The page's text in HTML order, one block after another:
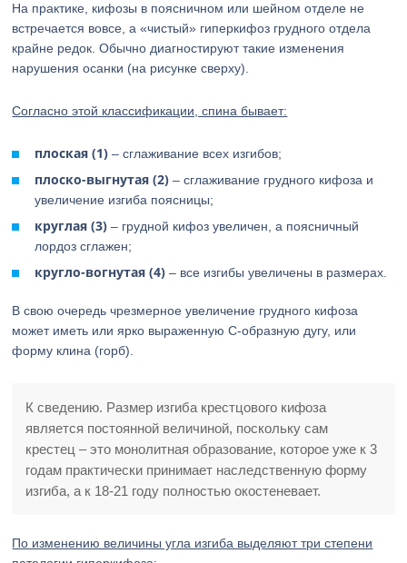
На практике, кифозы в поясничном или шейном отделе не
встречается вовсе, а «чистый» гиперкифоз грудного отдела
крайне редок. Обычно диагностируют такие изменения
нарушения осанки (на рисунке сверху).
Согласно этой классификации, спина бывает:
плоская (1) – сглаживание всех изгибов;
плоско-выгнутая (2) – сглаживание грудного кифоза и
увеличение изгиба поясницы;
круглая (3) – грудной кифоз увеличен, а поясничный
лордоз сглажен;
кругло-вогнутая (4) – все изгибы увеличены в размерах.
В свою очередь чрезмерное увеличение грудного кифоза
может иметь или ярко выраженную С-образную дугу, или
форму клина (горб).
К сведению. Размер изгиба крестцового кифоза
является постоянной величиной, поскольку сам
крестец – это монолитная образование, которое уже к 3
годам практически принимает наследственную форму
изгиба, а к 18-21 году полностью окостеневает.
По изменению величины угла изгиба выделяют три степени